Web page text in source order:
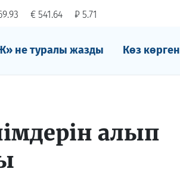
€ 541.64 ₽ 5.71
не туралы жазды Көз көрген
алып